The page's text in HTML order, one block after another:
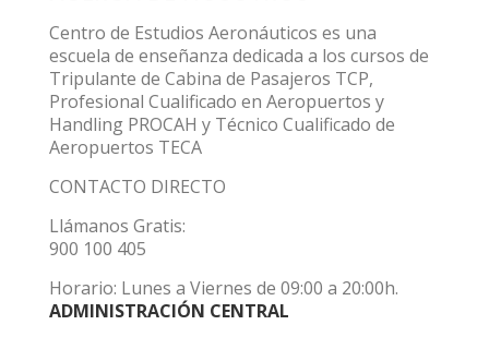
Centro de Estudios Aeronáuticos es una
escuela de enseñanza dedicada a los cursos de
Tripulante de Cabina de Pasajeros TCP,
Profesional Cualificado en Aeropuertos y
Handling PROCAH y Técnico Cualificado de
Aeropuertos TECA
CONTACTO DIRECTO
Llámanos Gratis:
900 100 405
Horario: Lunes a Viernes de 09:00 a 20:00h.
ADMINISTRACIÓN CENTRAL